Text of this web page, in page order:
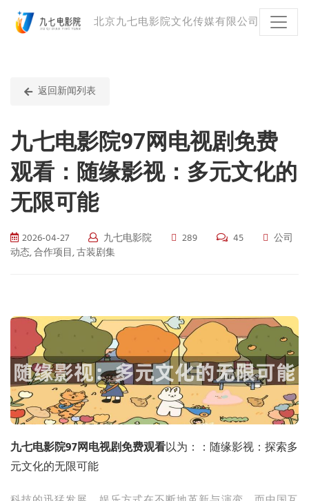
北京九七电影院文化传媒有限公司
返回新闻列表
九七电影院97网电视剧免费
观看：随缘影视：多元文化的
无限可能
2026-04-27 九七电影院 289 45
公司
动态, 合作项目, 古装剧集
九七电影院97网电视剧免费观看以为：：随缘影视：探索多
元文化的无限可能